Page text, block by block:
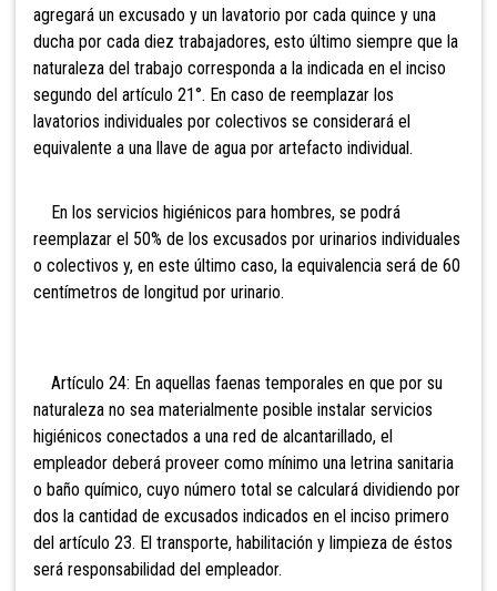
agregará un excusado y un lavatorio por cada quince y una
ducha por cada diez trabajadores, esto último siempre que la
naturaleza del trabajo corresponda a la indicada en el inciso
segundo del artículo 21°. En caso de reemplazar los
lavatorios individuales por colectivos se considerará el
equivalente a una llave de agua por artefacto individual.
En los servicios higiénicos para hombres, se podrá
reemplazar el 50% de los excusados por urinarios individuales
o colectivos y, en este último caso, la equivalencia será de 60
centímetros de longitud por urinario.
Artículo 24: En aquellas faenas temporales en que por su
naturaleza no sea materialmente posible instalar servicios
higiénicos conectados a una red de alcantarillado, el
empleador deberá proveer como mínimo una letrina sanitaria
o baño químico, cuyo número total se calculará dividiendo por
dos la cantidad de excusados indicados en el inciso primero
del artículo 23. El transporte, habilitación y limpieza de éstos
será responsabilidad del empleador.